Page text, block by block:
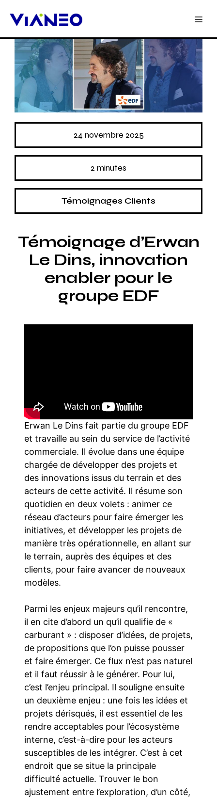
24 novembre 2025
2 minutes
Témoignages Clients
Témoignage d’Erwan
Le Dins, innovation
enabler pour le
groupe EDF
Erwan Le Dins fait partie du groupe EDF
et travaille au sein du service de l’activité
commerciale. Il évolue dans une équipe
chargée de développer des projets et
des innovations issus du terrain et des
acteurs de cette activité. Il résume son
quotidien en deux volets : animer ce
réseau d’acteurs pour faire émerger les
initiatives, et développer les projets de
manière très opérationnelle, en allant sur
le terrain, auprès des équipes et des
clients, pour faire avancer de nouveaux
modèles.
Parmi les enjeux majeurs qu’il rencontre,
il en cite d’abord un qu’il qualifie de «
carburant » : disposer d’idées, de projets,
de propositions que l’on puisse pousser
et faire émerger. Ce flux n’est pas naturel
et il faut réussir à le générer. Pour lui,
c’est l’enjeu principal. Il souligne ensuite
un deuxième enjeu : une fois les idées et
projets dérisqués, il est essentiel de les
rendre acceptables pour l’écosystème
interne, c’est-à-dire pour les acteurs
susceptibles de les intégrer. C’est à cet
endroit que se situe la principale
difficulté actuelle. Trouver le bon
ajustement entre l’exploration, d’un côté,